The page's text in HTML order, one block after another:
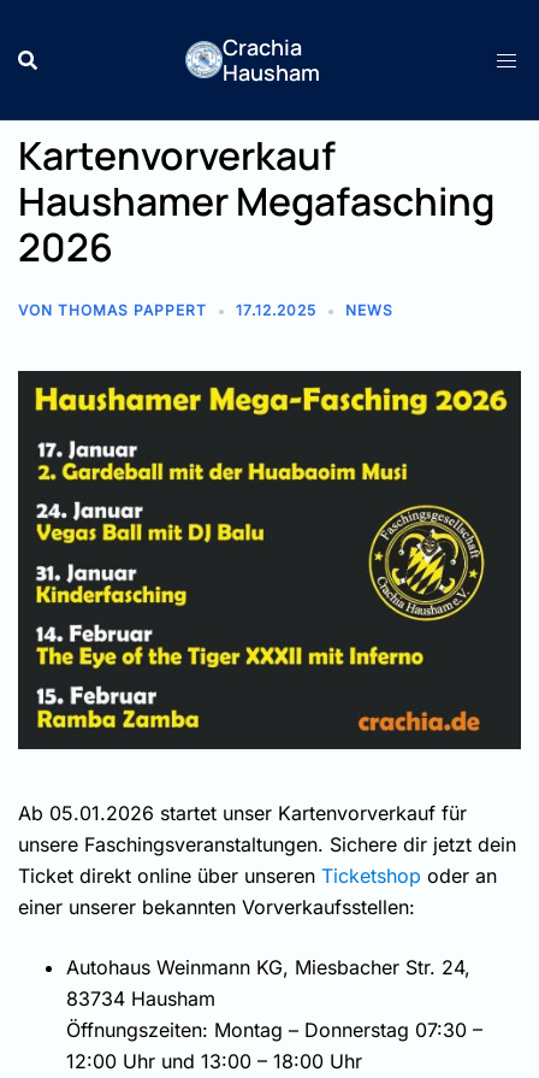
Inhalt
springen
Crachia
Hausham
Kartenvorverkauf
Haushamer Megafasching
2026
VON THOMAS PAPPERT 17.12.2025 NEWS
Ab 05.01.2026 startet unser Kartenvorverkauf für
unsere Faschingsveranstaltungen. Sichere dir jetzt dein
Ticket direkt online über unseren Ticketshop oder an
einer unserer bekannten Vorverkaufsstellen:
Autohaus Weinmann KG, Miesbacher Str. 24,
83734 Hausham
Öffnungszeiten: Montag – Donnerstag 07:30 –
12:00 Uhr und 13:00 – 18:00 Uhr